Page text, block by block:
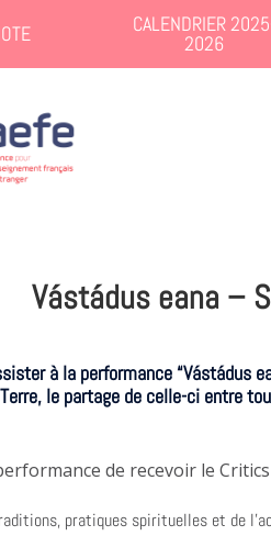
CALENDRIER
2026
Vástádus eana –
à la performance
le partage de celle-ci entre
de recevoir le
pratiques spirituelles et de